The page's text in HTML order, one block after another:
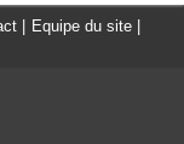
Equipe du site